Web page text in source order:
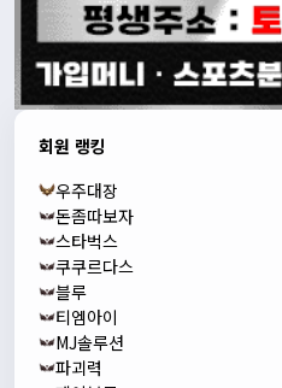
회원 랭킹
우주대장
돈좀따보자
스타벅스
쿠쿠르다스
블루
티엠아이
MJ솔루션
파괴력